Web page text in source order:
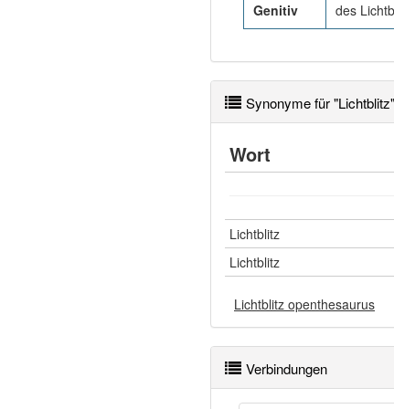
Genitiv des
Synonyme für "Lichtblitz"
Wort
Lichtblitz
Lichtblitz
Lichtblitz openthesaurus
Verbindungen